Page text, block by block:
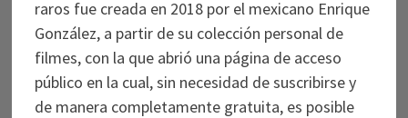
raros fue creada en 2018 por el mexicano Enrique
González, a partir de su colección personal de
filmes, con la que abrió una página de acceso
público en la cual, sin necesidad de suscribirse y
de manera completamente gratuita, es posible